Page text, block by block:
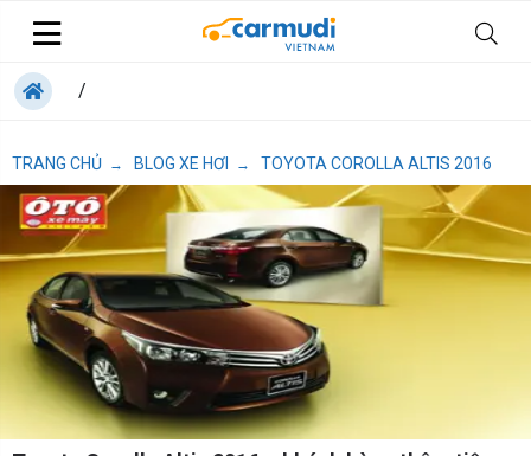
/
TRANG CHỦ → BLOG XE HƠI → TOYOTA COROLLA ALTIS 2016